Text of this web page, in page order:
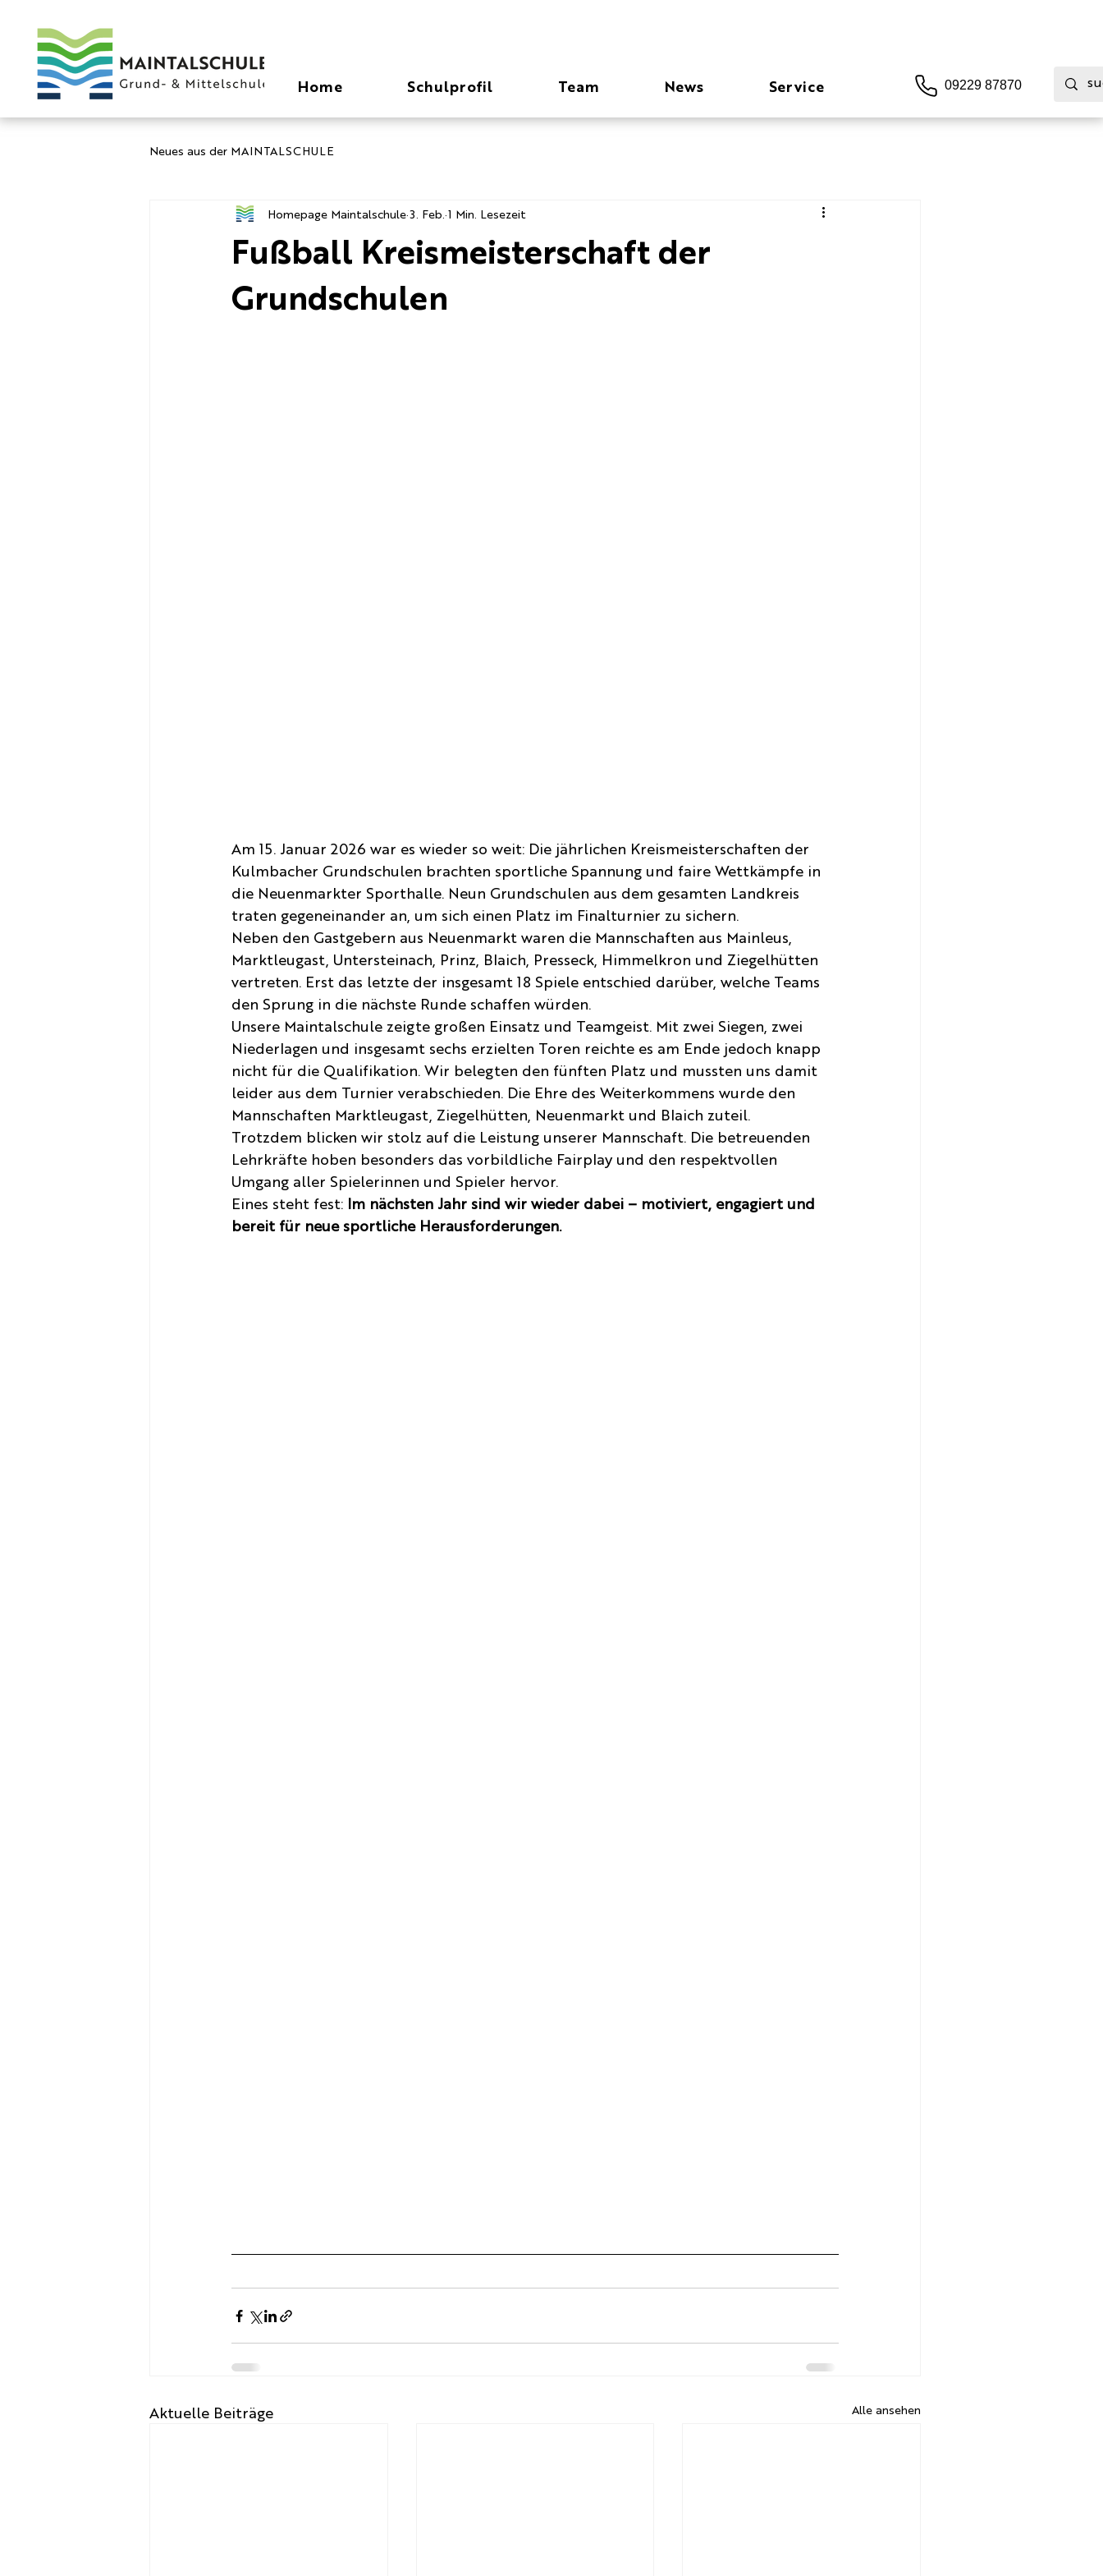
Home Schulprofil Team News Service 09229 87870
Neues aus der MAINTALSCHULE
Fußball Kreismeisterschaft der
Grundschulen
Homepage Maintalschule 3. Feb. 1 Min. Lesezeit
Am 15. Januar 2026 war es wieder so weit: Die jährlichen Kreismeisterschaften der
Kulmbacher Grundschulen brachten sportliche Spannung und faire Wettkämpfe in
die Neuenmarkter Sporthalle. Neun Grundschulen aus dem gesamten Landkreis
traten gegeneinander an, um sich einen Platz im Finalturnier zu sichern.
Neben den Gastgebern aus Neuenmarkt waren die Mannschaften aus Mainleus,
Marktleugast, Untersteinach, Prinz, Blaich, Presseck, Himmelkron und Ziegelhütten
vertreten. Erst das letzte der insgesamt 18 Spiele entschied darüber, welche Teams
den Sprung in die nächste Runde schaffen würden.
Unsere Maintalschule zeigte großen Einsatz und Teamgeist. Mit zwei Siegen, zwei
Niederlagen und insgesamt sechs erzielten Toren reichte es am Ende jedoch knapp
nicht für die Qualifikation. Wir belegten den fünften Platz und mussten uns damit
leider aus dem Turnier verabschieden. Die Ehre des Weiterkommens wurde den
Mannschaften Marktleugast, Ziegelhütten, Neuenmarkt und Blaich zuteil.
Trotzdem blicken wir stolz auf die Leistung unserer Mannschaft. Die betreuenden
Lehrkräfte hoben besonders das vorbildliche Fairplay und den respektvollen
Umgang aller Spielerinnen und Spieler hervor.
Eines steht fest: Im nächsten Jahr sind wir wieder dabei – motiviert, engagiert und
bereit für neue sportliche Herausforderungen.
Aktuelle Beiträge Alle ansehen